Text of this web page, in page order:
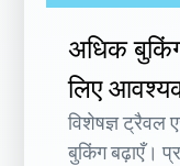
अधिक
लिए
विशेषज्ञ ट्रैवल
बुकिंग बढ़ाएँ।